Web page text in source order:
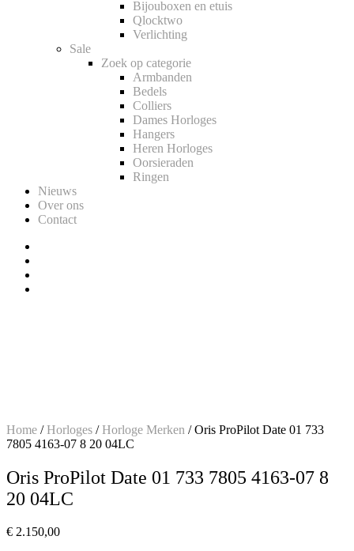
Bijouboxen en etuis
Qlocktwo
Verlichting
Sale
Zoek op categorie
Armbanden
Bedels
Colliers
Dames Horloges
Hangers
Heren Horloges
Oorsieraden
Ringen
Nieuws
Over ons
Contact
Home /Horloges /Horloge Merken / Oris ProPilot Date 01 733
7805 4163-07 8 20 04LC
Oris ProPilot Date 01 733 7805 4163-07 8
20 04LC
€ 2.150,00